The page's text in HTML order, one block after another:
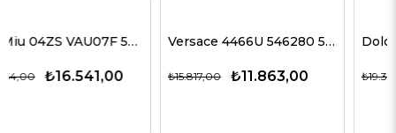
Versace 4466U 546280 54 G Kadın Güneş Gözlükleri
₺11.863,00
₺15.817,00
Dolce Gabbana 4469 501/87 59 G Kadın Güneş Gözlükleri
₺12.563,00
₺19.327,00